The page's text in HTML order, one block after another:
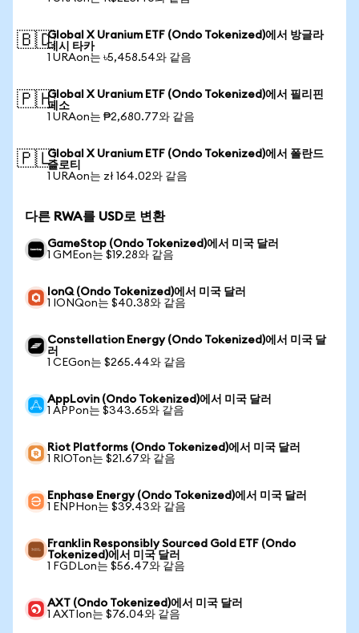
🇧🇩Global X Uranium ETF (Ondo Tokenized)에서 방글라
데시 타카
1 URAon는 ৳5,458.54와 같음
🇵🇭Global X Uranium ETF (Ondo Tokenized)에서 필리핀
페소
1 URAon는 ₱2,680.77와 같음
🇵🇱Global X Uranium ETF (Ondo Tokenized)에서 폴란드
즐로티
1 URAon는 zł 164.02와 같음
다른 RWA를 USD로 변환
GameStop (Ondo Tokenized)에서 미국 달러
1 GMEon는 $19.28와 같음
IonQ (Ondo Tokenized)에서 미국 달러
1 IONQon는 $40.38와 같음
Constellation Energy (Ondo Tokenized)에서 미국 달
러
1 CEGon는 $265.44와 같음
AppLovin (Ondo Tokenized)에서 미국 달러
1 APPon는 $343.65와 같음
Riot Platforms (Ondo Tokenized)에서 미국 달러
1 RIOTon는 $21.67와 같음
Enphase Energy (Ondo Tokenized)에서 미국 달러
1 ENPHon는 $39.43와 같음
Franklin Responsibly Sourced Gold ETF (Ondo
Tokenized)에서 미국 달러
1 FGDLon는 $56.47와 같음
AXT (Ondo Tokenized)에서 미국 달러
1 AXTIon는 $76.04와 같음